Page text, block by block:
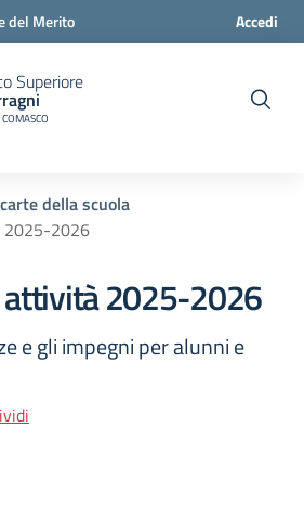
del Merito Accedi
Superiore
della scuola
2025-2026
attività 2025-2026
e gli impegni per alunni e